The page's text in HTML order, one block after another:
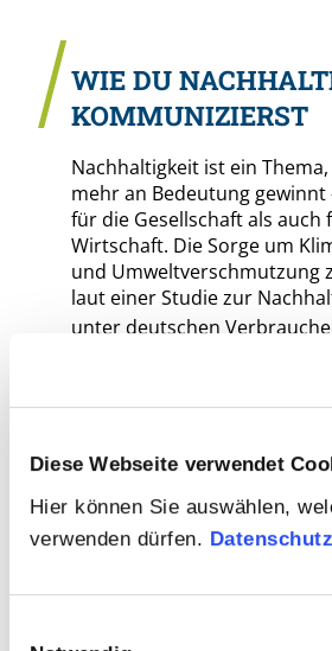
Diese Webseite verwendet
Hier können Sie auswählen,
verwenden dürfen.
WIE DU
KOMMUNIZIERST
Nachhaltigkeit ist ein
mehr an Bedeutung gewinnt
für die Gesellschaft als auch
Wirtschaft. Die Sorge um
und Umweltverschmutzung
laut einer Studie zur
unter deutschen
wachsende Sensibilität
mittlerweile auch in den
wider:
So sind zwei Drittel aller
bereit, ihr Verhalten